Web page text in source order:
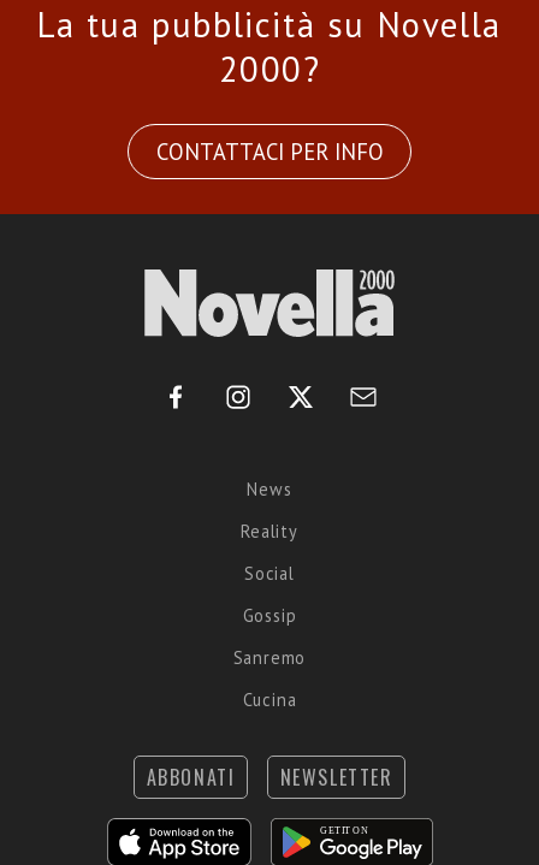
La tua pubblicità su Novella
2000?
CONTATTACI PER INFO
News
Reality
Social
Gossip
Sanremo
Cucina
ABBONATI NEWSLETTER